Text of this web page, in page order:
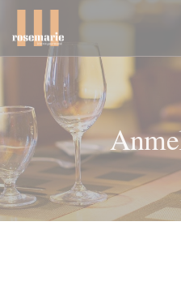
Panel for informasjonskapsler